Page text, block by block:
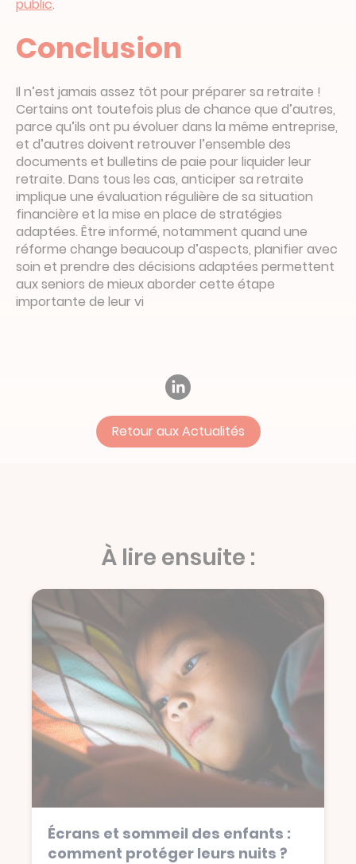
public.
Conclusion
Il n’est jamais assez tôt pour préparer sa retraite !
Certains ont toutefois plus de chance que d’autres,
parce qu’ils ont pu évoluer dans la même entreprise,
et d’autres doivent retrouver l’ensemble des
documents et bulletins de paie pour liquider leur
retraite. Dans tous les cas, anticiper sa retraite
implique une évaluation régulière de sa situation
financière et la mise en place de stratégies
adaptées. Être informé, notamment quand une
réforme change beaucoup d’aspects, planifier avec
soin et prendre des décisions adaptées permettent
aux seniors de mieux aborder cette étape
importante de leur vi
Retour aux Actualités
À lire ensuite :
Écrans et sommeil des enfants :
comment protéger leurs nuits ?